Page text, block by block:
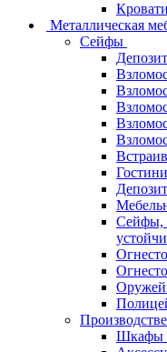
Металлическая
Сейфы
Сейфы,
Шкафы